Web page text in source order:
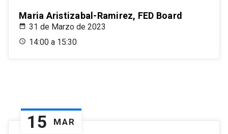
Maria Aristizabal-Ramirez, FED Board
31 de Marzo de 2023
14:00 a 15:30
15 MAR